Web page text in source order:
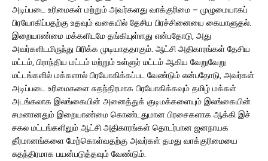
அடிப்படை உரிமைகள் மற்றும் அவர்களது வாக்குரிமை – முழுமையாகப்
பிரயோகிப்பதற்கு உதவும் வகையில் தேசிய பிரச்சினையை கையாளுதல்.
இறையாண்மை மக்களிடமே தங்கியுள்ளது என்பதோடு, அது
அவர்களிடமிருந்து பிரிக்க முடியாததாகும். ஆட்சி அதிகாரங்கள் தேசிய
மட்டம், பிராந்திய மட்டம் மற்றும் உள்ளுர் மட்டம் ஆகிய வேறுவேறு
மட்டங்களில் மக்களால் பிரயோகிக்கப்பட வேண்டும் என்பதோடு, அவர்கள்
அடிப்படை உரிமைகளை சுதந்திரமாக பிரயோகிக்கவும் தமிழ் மக்கள்
அடங்கலாக இலங்கையின் அனைத்துக் குடிமக்களையும் இலங்கையின்
சமனானதும் இறையாண்மை கொண்டதுமான பிரசைகளாக ஆக்கி இச்
சகல மட்டங்களிலும் ஆட்சி அதிகாரங்கள் தொடர்பான ஜனநாயக
தீர்மானங்களை மேற்கொள்வதற்கு அவர்கள் தமது வாக்குரிமையை
சுதந்திரமாக பயன்படுத்தவும் வேண்டும்.